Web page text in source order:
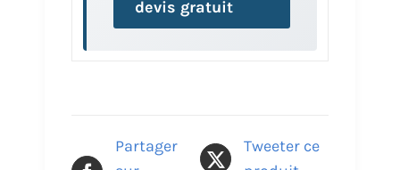
devis gratuit
Partager
Tweeter ce